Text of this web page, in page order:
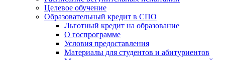
Целевое обучение
Образовательный кредит в СПО
Льготный кредит на образование
О госпрограмме
Условия предоставления
Материалы для студентов и абитуриентов